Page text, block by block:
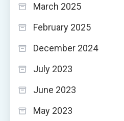
March 2025
February 2025
December 2024
July 2023
June 2023
May 2023